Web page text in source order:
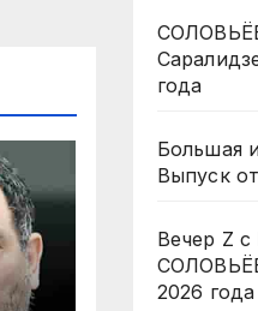
года
Большая
Выпуск
Вечер Z
2026 года